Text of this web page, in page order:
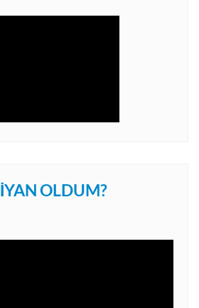
OLDUM?